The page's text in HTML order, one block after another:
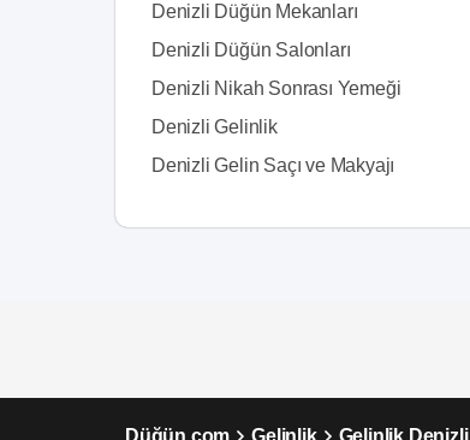
Denizli Düğün Mekanları
Denizli Düğün Salonları
Denizli Nikah Sonrası Yemeği
Denizli Gelinlik
Denizli Gelin Saçı ve Makyajı
Düğün.com Gelinlik Gelinlik Denizli